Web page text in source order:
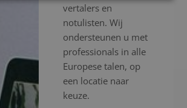
vertalers en
notulisten. Wij
ondersteunen u met
professionals in alle
Europese talen, op
een locatie naar
keuze.